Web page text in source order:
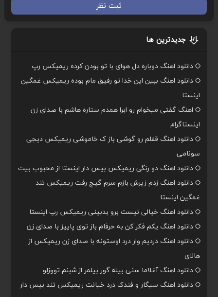
ثبت نظر
جدیدترین ها
دانلود اهنگ دوباره دل هوای با تو بودن کرده ریمیکس رپ
دانلود اهنگ ببین این خدا تو رفیق مام بوده ریمیکس غمگین
اینستا
اهنگ گفتی میخوام رو ابرا همدم ستاره هاشم با صدای زن
اینستاگرام
دانلود اهنگ قفلم رو گوشی باز ک خاموشی ریمیکس دیجی
سونامی
دانلود اهنگ دو رنگی ریمیکس بیس دار اینستا از محبوب بیت
دانلود اهنگ زدم زیرش بازم سرم گیج رفت ریمیکس تند
غمگین اینستا
دانلود اهنگ خیالی نیست برو بدبینی ریمیکس رپ اینستا
دانلود اهنگ یکم فکر کن به حرفام باز توی پاییز با صدای زن
دانلود اهنگ دردیم وار درد اوستونه با صدای زن ریمیکس از
هالای
دانلود اهنگ آغلاما سنی بیله گور بیلمر از شبنم تووزلو
دانلود اهنگ سیگار و فندک درد خیانت ریمیکس تند بیس دار